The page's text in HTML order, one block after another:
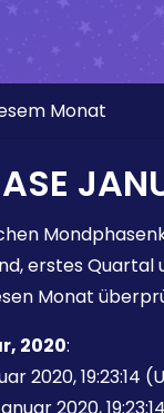
Monat
erstes
Monat
2020:
2020, 19:23:14